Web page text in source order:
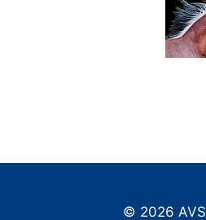
© 2026 AVS